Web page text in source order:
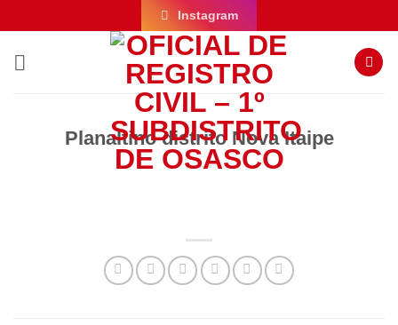
to
content
Instagram
Planaltino distrito Nova Itaipe